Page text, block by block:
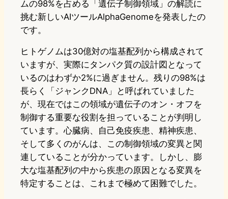
ムの98%を占める「遺伝子制御領域」の解読に
挑む新しいAIツールAlphaGenomeを発表したの
です。
ヒトゲノムは30億対の塩基配列から構成されて
いますが、実際にタンパク質の設計図となって
いるのはわずか2%に過ぎません。残りの98%は
長らく「ジャンクDNA」と呼ばれていました
が、現在ではこの領域が遺伝子のオン・オフを
制御する重要な役割を担っていることが判明し
ています。心臓病、自己免疫疾患、精神疾患、
そして多くのがんは、この制御領域の変異と関
連していることが分かっています。しかし、膨
大な塩基配列の中から疾患の原因となる変異を
特定することは、これまで極めて困難でした。